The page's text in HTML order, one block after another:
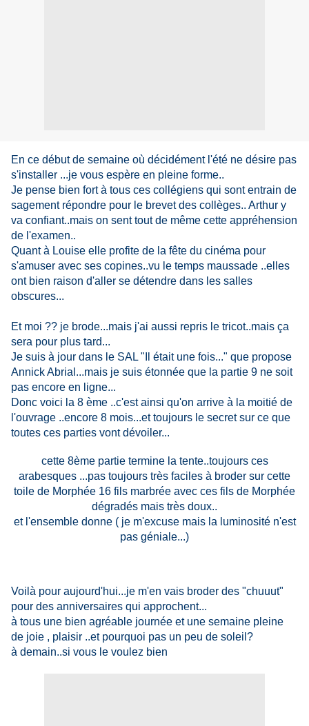
En ce début de semaine où décidément l'été ne désire pas
s'installer ...je vous espère en pleine forme..
Je pense bien fort à tous ces collégiens qui sont entrain de
sagement répondre pour le brevet des collèges.. Arthur y
va confiant..mais on sent tout de même cette appréhension
de l'examen..
Quant à Louise elle profite de la fête du cinéma pour
s'amuser avec ses copines..vu le temps maussade ..elles
ont bien raison d'aller se détendre dans les salles
obscures...
Et moi ?? je brode...mais j'ai aussi repris le tricot..mais ça
sera pour plus tard...
Je suis à jour dans le SAL "Il était une fois..." que propose
Annick Abrial...mais je suis étonnée que la partie 9 ne soit
pas encore en ligne...
Donc voici la 8 ème ..c'est ainsi qu'on arrive à la moitié de
l'ouvrage ..encore 8 mois...et toujours le secret sur ce que
toutes ces parties vont dévoiler...
cette 8ème partie termine la tente..toujours ces
arabesques ...pas toujours très faciles à broder sur cette
toile de Morphée 16 fils marbrée avec ces fils de Morphée
dégradés mais très doux..
et l'ensemble donne ( je m'excuse mais la luminosité n'est
pas géniale...)
Voilà pour aujourd'hui...je m'en vais broder des "chuuut"
pour des anniversaires qui approchent...
à tous une bien agréable journée et une semaine pleine
de joie , plaisir ..et pourquoi pas un peu de soleil?
à demain..si vous le voulez bien